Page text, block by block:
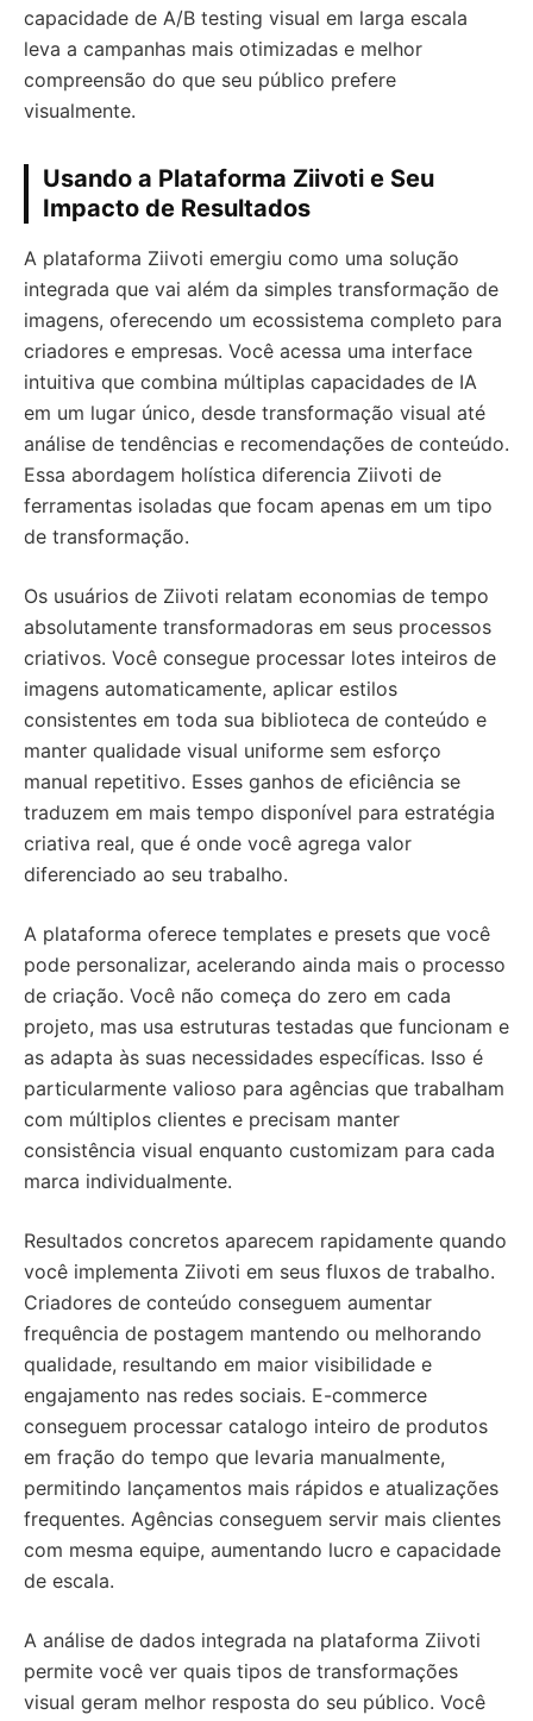
capacidade de A/B testing visual em larga escala
leva a campanhas mais otimizadas e melhor
compreensão do que seu público prefere
visualmente.
Usando a Plataforma Ziivoti e Seu
Impacto de Resultados
A plataforma Ziivoti emergiu como uma solução
integrada que vai além da simples transformação de
imagens, oferecendo um ecossistema completo para
criadores e empresas. Você acessa uma interface
intuitiva que combina múltiplas capacidades de IA
em um lugar único, desde transformação visual até
análise de tendências e recomendações de conteúdo.
Essa abordagem holística diferencia Ziivoti de
ferramentas isoladas que focam apenas em um tipo
de transformação.
Os usuários de Ziivoti relatam economias de tempo
absolutamente transformadoras em seus processos
criativos. Você consegue processar lotes inteiros de
imagens automaticamente, aplicar estilos
consistentes em toda sua biblioteca de conteúdo e
manter qualidade visual uniforme sem esforço
manual repetitivo. Esses ganhos de eficiência se
traduzem em mais tempo disponível para estratégia
criativa real, que é onde você agrega valor
diferenciado ao seu trabalho.
A plataforma oferece templates e presets que você
pode personalizar, acelerando ainda mais o processo
de criação. Você não começa do zero em cada
projeto, mas usa estruturas testadas que funcionam e
as adapta às suas necessidades específicas. Isso é
particularmente valioso para agências que trabalham
com múltiplos clientes e precisam manter
consistência visual enquanto customizam para cada
marca individualmente.
Resultados concretos aparecem rapidamente quando
você implementa Ziivoti em seus fluxos de trabalho.
Criadores de conteúdo conseguem aumentar
frequência de postagem mantendo ou melhorando
qualidade, resultando em maior visibilidade e
engajamento nas redes sociais. E-commerce
conseguem processar catalogo inteiro de produtos
em fração do tempo que levaria manualmente,
permitindo lançamentos mais rápidos e atualizações
frequentes. Agências conseguem servir mais clientes
com mesma equipe, aumentando lucro e capacidade
de escala.
A análise de dados integrada na plataforma Ziivoti
permite você ver quais tipos de transformações
visual geram melhor resposta do seu público. Você